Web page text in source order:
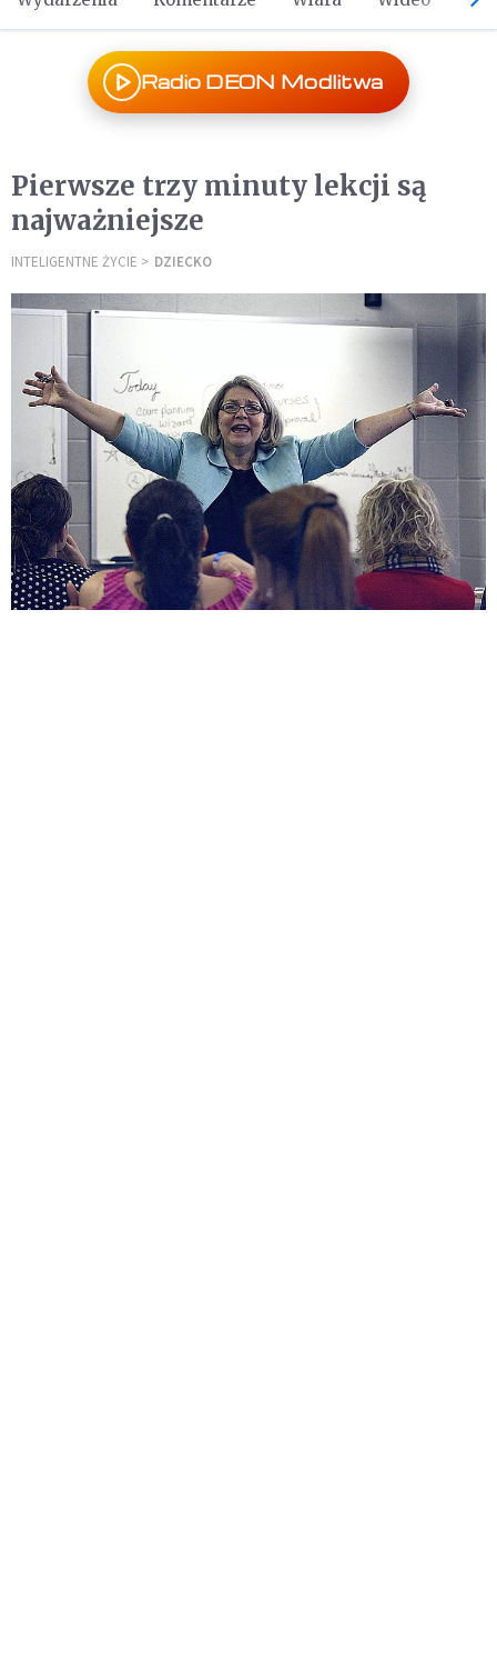
Radio DEON Modlitwa
Pierwsze trzy minuty lekcji są
najważniejsze
INTELIGENTNE ŻYCIE DZIECKO